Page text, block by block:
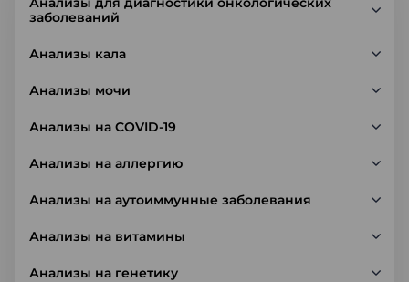
заболеваний
Анализы кала
Анализы мочи
Анализы на COVID-19
Анализы на аллергию
Анализы на аутоиммунные заболевания
Анализы на витамины
Анализы на генетику